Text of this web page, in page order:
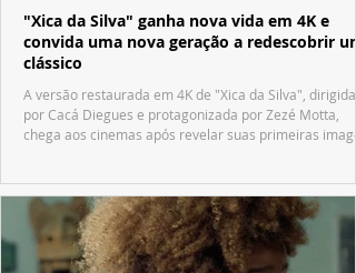
"Xica da Silva" ganha nova vida em 4K e
convida uma nova geração a redescobrir um
clássico
A versão restaurada em 4K de "Xica da Silva", dirigida
por Cacá Diegues e protagonizada por Zezé Motta,
chega aos cinemas após revelar suas primeiras